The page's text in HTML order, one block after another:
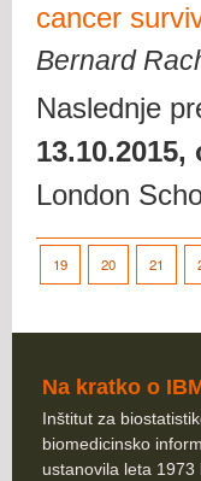
cancer
Bernard
Naslednje
13.10.2015,
London
19 20 21
Na kratko o
Inštitut za
biomedicinsko
ustanovila leta